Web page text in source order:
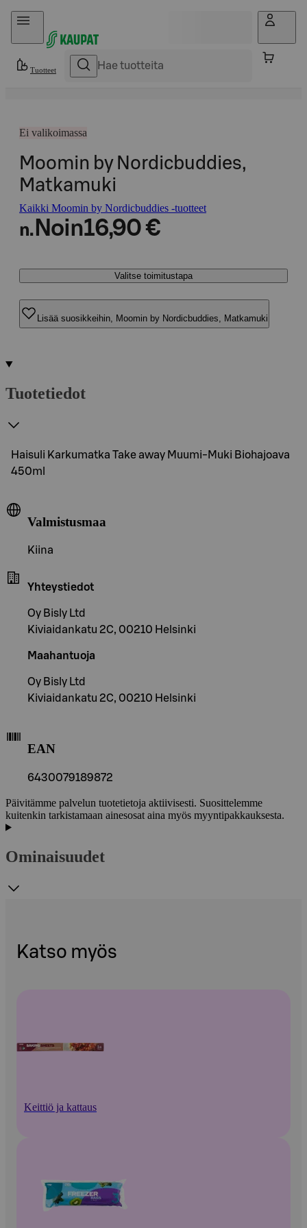
Hyppää sisältöön
Tuotteet
Ei valikoimassa
Moomin by Nordicbuddies,
Matkamuki
Kaikki Moomin by Nordicbuddies -tuotteet
n. Noin16,90 €
Valitse toimitustapa
Lisää suosikkeihin, Moomin by Nordicbuddies, Matkamuki
Tuotetiedot
Haisuli Karkumatka Take away Muumi-Muki Biohajoava
450ml
Valmistusmaa
Kiina
Yhteystiedot
Oy Bisly Ltd
Kiviaidankatu 2C, 00210 Helsinki
Maahantuoja
Oy Bisly Ltd
Kiviaidankatu 2C, 00210 Helsinki
EAN
6430079189872
Päivitämme palvelun tuotetietoja aktiivisesti. Suosittelemme
kuitenkin tarkistamaan ainesosat aina myös myyntipakkauksesta.
Ominaisuudet
Katso myös
Keittiö ja kattaus